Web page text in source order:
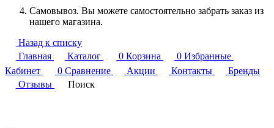
Самовывоз. Вы можете самостоятельно забрать заказ из
нашего магазина.
Назад к списку
Главная
Каталог 0 Корзина 0 Избранные
Кабинет
0 Сравнение Акции Контакты
Бренды
Отзывы
Поиск